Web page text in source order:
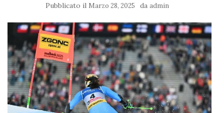
Pubblicato il Marzo 28, 2025 da admin